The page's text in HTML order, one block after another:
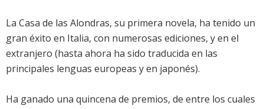
La Casa de las Alondras, su primera novela, ha tenido un
gran éxito en Italia, con numerosas ediciones, y en el
extranjero (hasta ahora ha sido traducida en las
principales lenguas europeas y en japonés).
Ha ganado una quincena de premios, de entre los cuales